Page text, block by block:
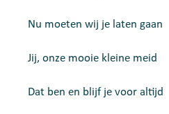
Nu moeten wij je laten gaan
Jij, onze mooie kleine meid
Dat ben en blijf je voor altijd